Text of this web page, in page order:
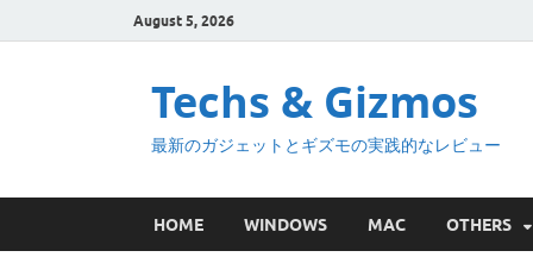
August 5, 2026
Techs & Gizmos
最新のガジェットとギズモの実践的なレビュー
HOME WINDOWS MAC OTHERS